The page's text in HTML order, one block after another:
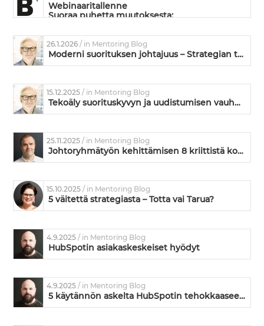
Webinaaritallenne
Suoraa puhetta muutoksesta:
26.1.2026/ in Mentoring Blog
Moderni suorituksen johtajuus – Strategian toimeenpanoa ja kyvykkyyden kehittämistä
15.12.2025/ in Mentoring Blog
Tekoäly suorituskyvyn ja uudistumisen vauhdittajana
25.11.2025/ in Mentoring Blog
Johtoryhmätyön kehittämisen 8 kriittistä kohtaa – missä kunnossa on teidän johtoryhmänne?
15.10.2025/ in Mentoring Blog
5 väitettä strategiasta – Totta vai Tarua?
4.9.2025/ in Mentoring Blog
HubSpotin asiakaskeskeiset hyödyt
4.9.2025/ in Mentoring Blog
5 käytännön askelta HubSpotin tehokkaaseen käyttöönottoon